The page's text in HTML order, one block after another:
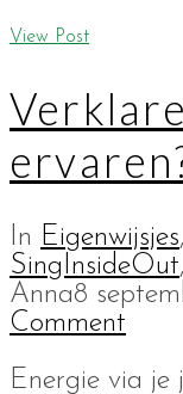
View Post
In Eigenwijsjes,
SingInsideOut,
Anna8
Comment
Energie via je